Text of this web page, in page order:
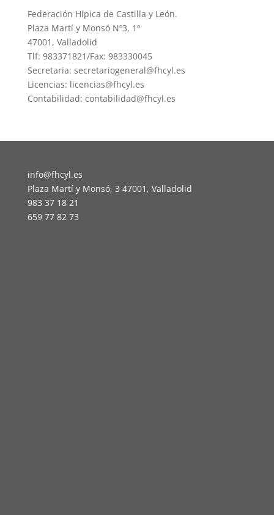
Federación Hípica de Castilla y León.
Plaza Martí y Monsó Nº3, 1º
47001, Valladolid
Tlf: 983371821/Fax: 983330045
Secretaria: secretariogeneral@fhcyl.es
Licencias: licencias@fhcyl.es
Contabilidad: contabilidad@fhcyl.es
info@fhcyl.es
Plaza Martí y Monsó, 3 47001, Valladolid
983 37 18 21
659 77 82 73